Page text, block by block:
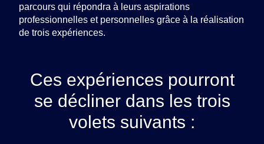
parcours qui répondra à leurs aspirations
professionnelles et personnelles grâce à la réalisation
de trois expériences.
Ces expériences pourront
se décliner dans les trois
volets suivants :